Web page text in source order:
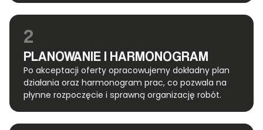
2
PLANOWANIE I HARMONOGRAM
Po akceptacji oferty opracowujemy dokładny plan
działania oraz harmonogram prac, co pozwala na
płynne rozpoczęcie i sprawną organizację robót.